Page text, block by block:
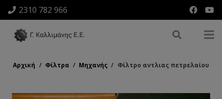
2310 782 966
Αρχική / Φίλτρα / Μηχανής / Φίλτρο αντλιας πετρελαίου